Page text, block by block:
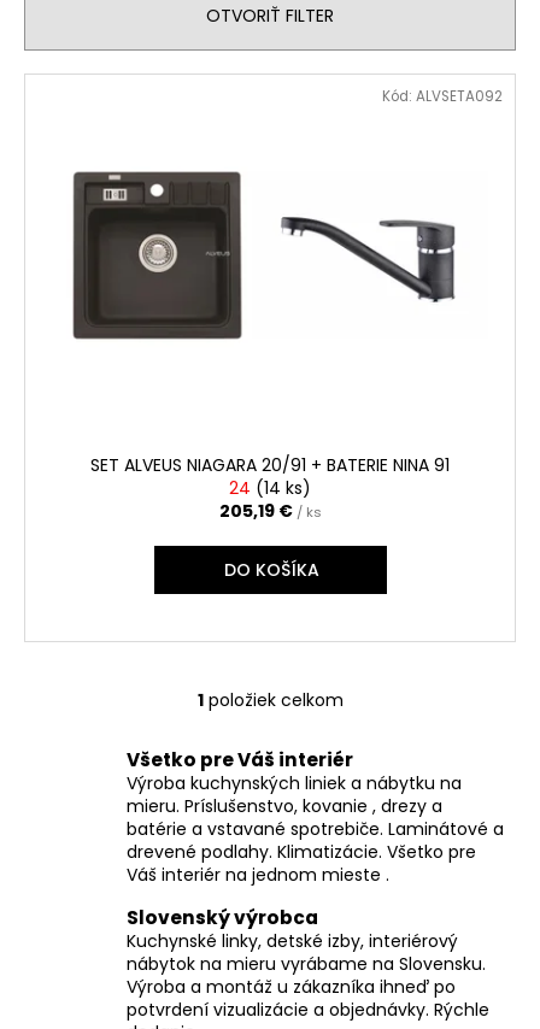
p
OTVORIŤ FILTER
V
SET ALVEUS NIAGARA 20/91 + BATERIE NINA 91
24 (14 ks)
205,19 € / ks
DO KOŠÍKA
Kód: ALVSETA092
O
l
á
d
a
c
e
p
r
v
1položiek celkom
Všetko pre Váš interiér
Výroba kuchynských liniek a nábytku na
mieru. Príslušenstvo, kovanie , drezy a
batérie a vstavané spotrebiče. Laminátové a
drevené podlahy. Klimatizácie. Všetko pre
Váš interiér na jednom mieste .
Slovenský výrobca
Kuchynské linky, detské izby, interiérový
nábytok na mieru vyrábame na Slovensku.
Výroba a montáž u zákazníka ihneď po
potvrdení vizualizácie a objednávky. Rýchle
j